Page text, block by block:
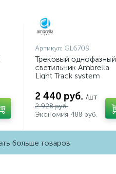
Артикул: GL6709
Трековый однофазный
светильник Ambrella
Light Track system
2 440 руб. /шт
2 928 руб.
Экономия 488 руб.
больше товаров